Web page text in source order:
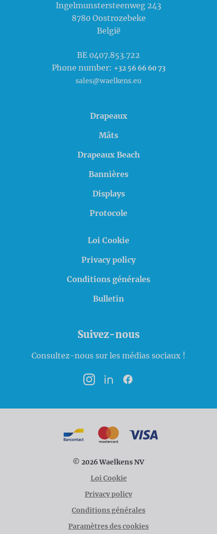
Ingelmunstersteenweg 243
8780 Oostrozebeke
België
BE 0407.853.722
Phone number: +32 56 66 60 73
sales@waelkens.eu
Drapeaux
Mâts
Drapeaux Beach
Bannières
Displays
Protocole
Loi Cookie
Privacy policy
Conditions générales
Bulletin
Suivez-nous
Consultez-nous sur les médias sociaux !
InstagramLinkedInFacebook
© 2026 Waelkens NV
Loi Cookie
Privacy policy
Conditions générales
Paramètres des cookies
Modalités de paiement
BancontactMasterCard
VISA